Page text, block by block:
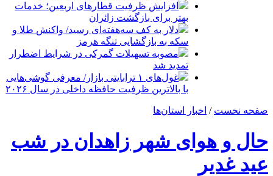
افزایش ظرفیت قطارهای اربعین؛ خدمات
بهتر برای بازگشت زائران
دلار به کف سه‌هفته‌ای رسید/ واکنش طلا و
سکه به بازگشایی تنگه هرمز
مصوبه تسهیلات گمرکی در شرایط اضطرار
تمدید شد
غول‌های ۱ ترابایتی بازار/ معرفی گوشی‌هایی
با بالاترین ظرفیت حافظه داخلی در سال ۲۰۲۶
صفحه نخست / اخبار استان‌ها
حال و هوای شهر زاهدان در شب
عید غدیر